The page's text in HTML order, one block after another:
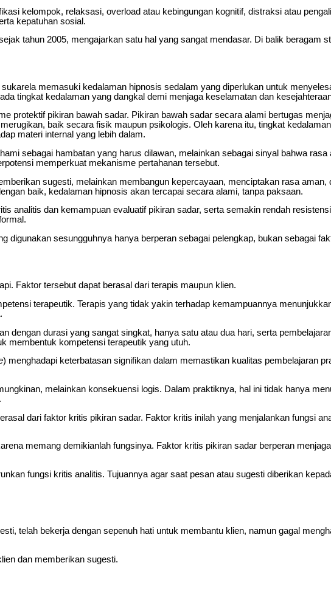
kelompok, relaksasi, overload atau kebingungan kognitif, distraksi atau
kepatuhan sosial.
tahun 2005, mengajarkan satu hal yang sangat mendasar. Di balik beragam
memasuki kedalaman hipnosis sedalam yang diperlukan untuk
tingkat kedalaman yang dangkal demi menjaga keselamatan dan
protektif pikiran bawah sadar. Pikiran bawah sadar secara alami bertugas
baik secara fisik maupun psikologis. Oleh karena itu, tingkat
materi internal yang lebih dalam.
sebagai hambatan yang harus dilawan, melainkan sebagai sinyal bahwa
memperkuat mekanisme pertahanan tersebut.
sugesti, melainkan membangun kepercayaan, menciptakan rasa
baik, kedalaman hipnosis akan tercapai secara alami, tanpa paksaan.
analitis dan kemampuan evaluatif pikiran sadar, serta semakin rendah
digunakan sesungguhnya hanya berperan sebagai pelengkap, bukan sebagai
Faktor tersebut dapat berasal dari terapis maupun klien.
terapeutik. Terapis yang tidak yakin terhadap kemampuannya
dengan durasi yang sangat singkat, hanya satu atau dua hari, serta
membentuk kompetensi terapeutik yang utuh.
) menghadapi keterbatasan signifikan dalam memastikan kualitas pembelajaran
melainkan konsekuensi logis. Dalam praktiknya, hal ini tidak hanya
dari faktor kritis pikiran sadar. Faktor kritis inilah yang menjalankan fungsi
memang demikianlah fungsinya. Faktor kritis pikiran sadar berperan
fungsi kritis analitis. Tujuannya agar saat pesan atau sugesti diberikan
telah bekerja dengan sepenuh hati untuk membantu klien, namun gagal
dan memberikan sugesti.